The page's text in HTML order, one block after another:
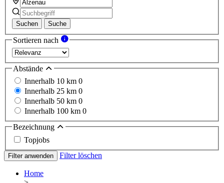
Suchen Suche
Sortieren nach
Abstände
Innerhalb 10 km 0
Innerhalb 25 km 0
Innerhalb 50 km 0
Innerhalb 100 km 0
Bezeichnung
Topjobs
Filter anwenden Filter löschen
Home